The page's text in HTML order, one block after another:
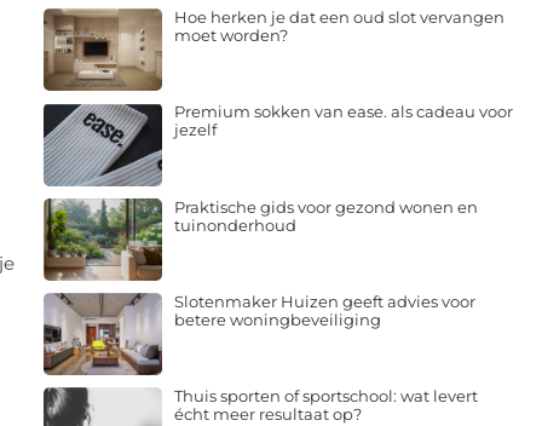
Hoe herken je dat een oud slot vervangen
moet worden?
Premium sokken van ease. als cadeau voor
jezelf
Praktische gids voor gezond wonen en
tuinonderhoud
Slotenmaker Huizen geeft advies voor
betere woningbeveiliging
Thuis sporten of sportschool: wat levert
écht meer resultaat op?